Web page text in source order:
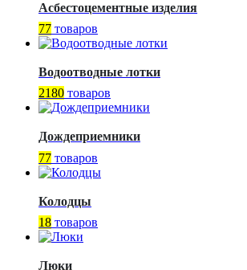
Асбестоцементные изделия
77 товаров
Водоотводные лотки
2180 товаров
Дождеприемники
77 товаров
Колодцы
18 товаров
Люки